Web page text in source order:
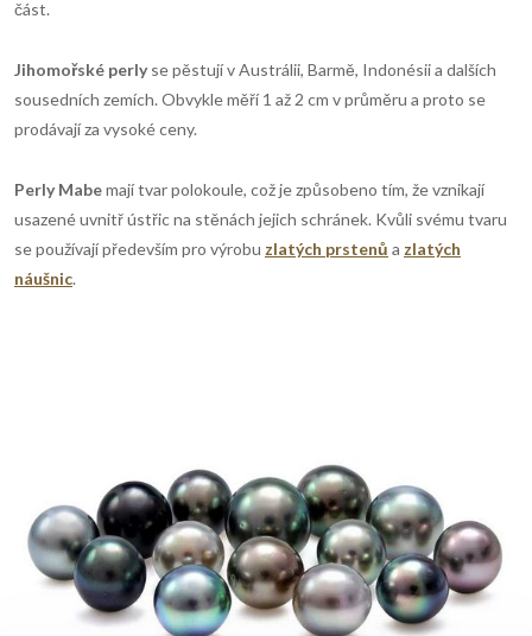
část.
Jihomořské perlyse pěstují v Austrálii, Barmě, Indonésii a dalších
sousedních zemích. Obvykle měří 1 až 2 cm v průměru a proto se
prodávají za vysoké ceny.
Perly Mabemají tvar polokoule, což je způsobeno tím, že vznikají
usazené uvnitř ústřic na stěnách jejich schránek. Kvůli svému tvaru
se používají především pro výrobu zlatých prstenů a zlatých
náušnic.